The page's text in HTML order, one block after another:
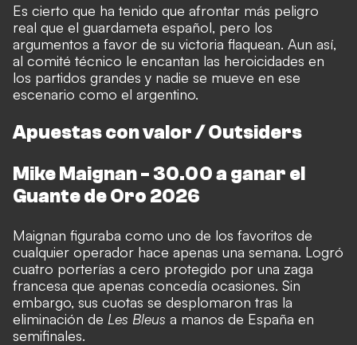
Es cierto que ha tenido que afrontar más peligro
real que el guardameta español, pero los
argumentos a favor de su victoria flaquean. Aun así,
al comité técnico le encantan las heroicidades en
los partidos grandes y nadie se mueve en ese
escenario como el argentino.
Apuestas con valor / Outsiders
Mike Maignan - 30.00 a ganar el
Guante de Oro 2026
Maignan figuraba como uno de los favoritos de
cualquier operador hace apenas una semana. Logró
cuatro porterías a cero protegido por una zaga
francesa que apenas concedía ocasiones. Sin
embargo, sus cuotas se desplomaron tras la
eliminación de Les Bleus a manos de España en
semifinales.